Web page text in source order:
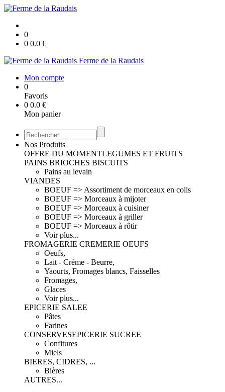
0
0 0.0 €
Ferme de la Raudais
Mon compte
0
Favoris
0 0.0 €
Mon panier
Nos Produits
OFFRE DU MOMENTLEGUMES ET FRUITS
PAINS BRIOCHES BISCUITS
Pains au levain
VIANDES
BOEUF => Assortiment de morceaux en colis
BOEUF => Morceaux à mijoter
BOEUF => Morceaux à cuisiner
BOEUF => Morceaux à griller
BOEUF => Morceaux à rôtir
Voir plus...
FROMAGERIE CREMERIE OEUFS
Oeufs,
Lait - Crème - Beurre,
Yaourts, Fromages blancs, Faisselles
Fromages,
Glaces
Voir plus...
EPICERIE SALEE
Pâtes
Farines
CONSERVESEPICERIE SUCREE
Confitures
Miels
BIERES, CIDRES, ...
Bières
AUTRES...